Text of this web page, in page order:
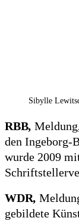
Sibylle
RBB,
den Ingeborg-
wurde 2009
WDR,
gebildete